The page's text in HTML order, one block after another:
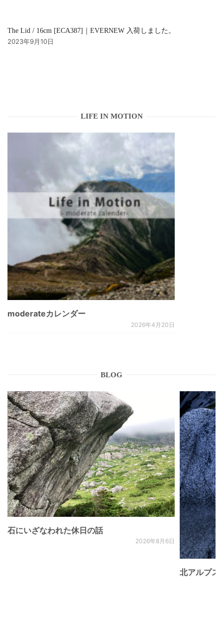
The Lid / 16cm [ECA387]｜EVERNEW 入荷しました。
2023年9月10日
LIFE IN MOTION
moderateカレンダー
2026年4月20日
BLOG
石にいざなわれた休日の話
2026年8月6日
北アルプ